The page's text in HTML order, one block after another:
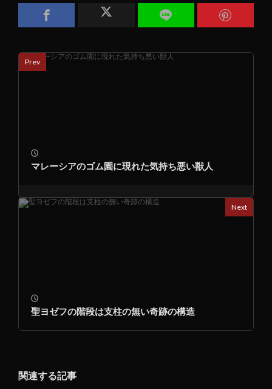
Prev
マレーシアのゴム園に現れた気持ち悪い獣人
Next
聖ヨゼフの階段は支柱の無い奇跡の構造
関連する記事